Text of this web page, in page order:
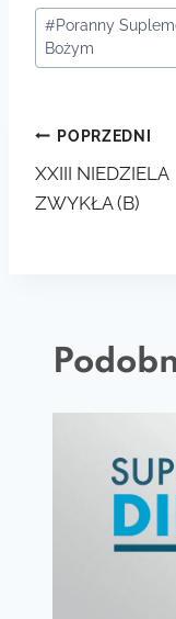
Tagi
wpisu:
#Poranny
Bożym
wpisu
POPRZEDNI
XXIII NIEDZIELA
ZWYKŁA (B)